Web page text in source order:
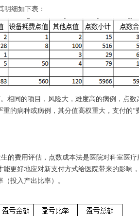
明细如下表：
相同的项目，风险大，难度高的病例，点
的病种或病例，其分值高权重大，支付的“
的费用评估，点数成本法是医院对科室医
更好地应对新支付方式给医院带来的影响
投入产出比率）。